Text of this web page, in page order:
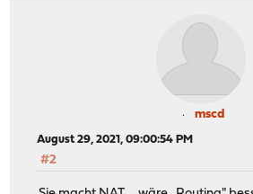
mscd
August 29, 2021, 09:00:54 PM
#2